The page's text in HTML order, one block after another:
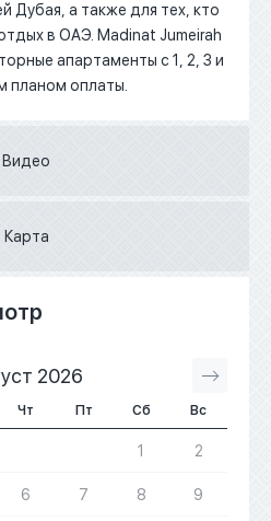
Дубая, а также для тех, кто
в ОАЭ. Madinat Jumeirah
апартаменты с 1, 2, 3 и
планом оплаты.
Видео
Карта
2026
Чт Пт Сб Вс
1 2
6 7 8 9